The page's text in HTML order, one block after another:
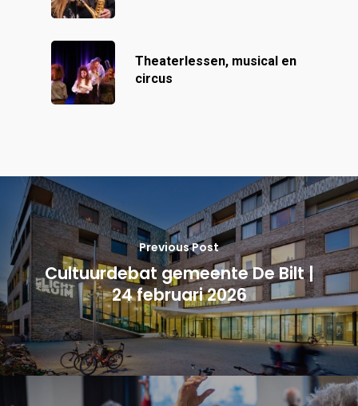
Theaterlessen, musical en
circus
Previous Post
Cultuurdebat gemeente De Bilt |
24 februari 2026